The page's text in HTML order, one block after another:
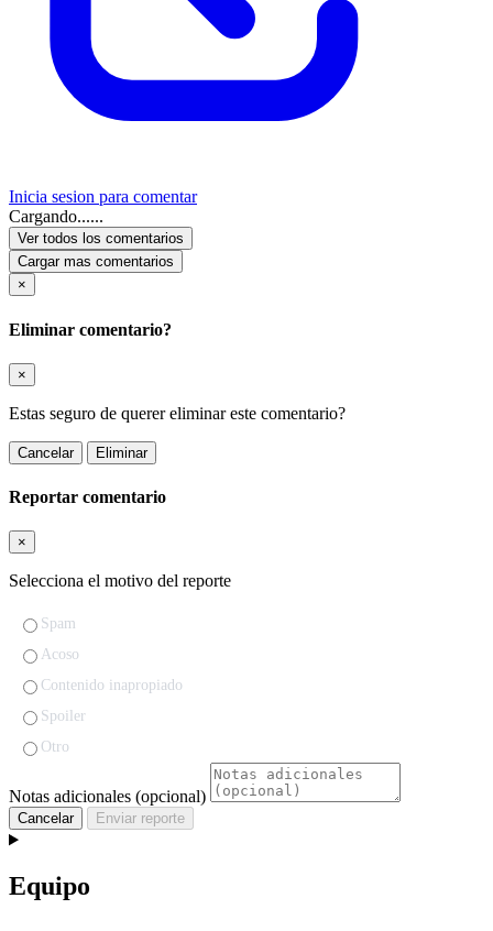
Inicia sesion para comentar
Cargando......
Ver todos los comentarios
Cargar mas comentarios
×
Eliminar comentario?
×
Estas seguro de querer eliminar este comentario?
Cancelar Eliminar
Reportar comentario
×
Selecciona el motivo del reporte
Spam
Acoso
Contenido inapropiado
Spoiler
Otro
Notas adicionales (opcional)
Cancelar Enviar reporte
Equipo